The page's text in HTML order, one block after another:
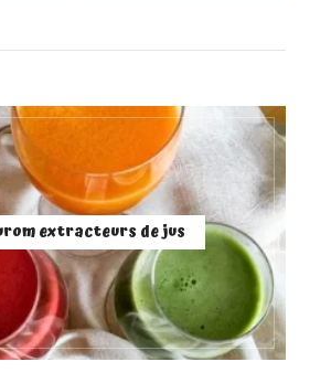
extracteurs de jus